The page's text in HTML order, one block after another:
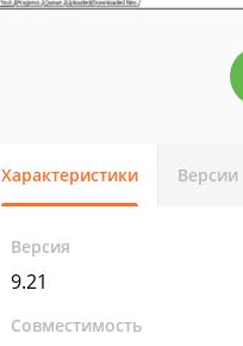
Характеристики Версии
Версия
9.21
Совместимость